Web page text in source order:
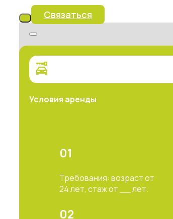
Связаться
Условия аренды
01
Требования: возраст от
24 лет, стаж от __ лет.
02